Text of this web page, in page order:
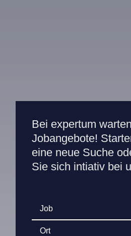
Bei expertum
Jobangebote!
eine neue Suche
Sie sich intiativ bei